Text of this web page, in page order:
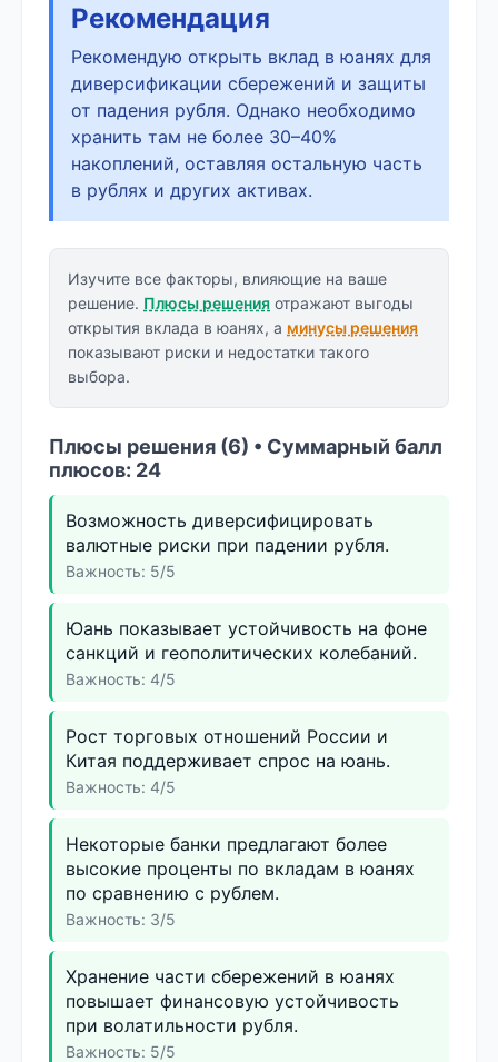
Рекомендация
Рекомендую открыть вклад в юанях для
диверсификации сбережений и защиты
от падения рубля. Однако необходимо
хранить там не более 30–40%
накоплений, оставляя остальную часть
в рублях и других активах.
Изучите все факторы, влияющие на ваше
решение. Плюсы решения отражают выгоды
открытия вклада в юанях, а минусы решения
показывают риски и недостатки такого
выбора.
Плюсы решения (6) • Суммарный балл
плюсов: 24
Возможность диверсифицировать
валютные риски при падении рубля.
Важность: 5/5
Юань показывает устойчивость на фоне
санкций и геополитических колебаний.
Важность: 4/5
Рост торговых отношений России и
Китая поддерживает спрос на юань.
Важность: 4/5
Некоторые банки предлагают более
высокие проценты по вкладам в юанях
по сравнению с рублем.
Важность: 3/5
Хранение части сбережений в юанях
повышает финансовую устойчивость
при волатильности рубля.
Важность: 5/5